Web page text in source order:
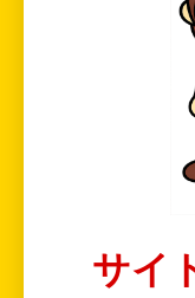
サイ